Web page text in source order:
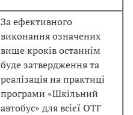
За ефективного
виконання означених
вище кроків останнім
буде затвердження та
реалізація на практиці
програми «Шкільний
автобус» для всієї ОТГ